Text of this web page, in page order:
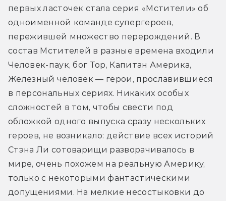
первых ласточек стала серия «Мстители» об
одноименной команде супергероев,
пережившей множество перерождений. В
состав Мстителей в разные времена входили
Человек-паук, бог Тор, Капитан Америка,
Железный человек — герои, прославившиеся
в персональных сериях. Никаких особых
сложностей в том, чтобы свести под
обложкой одного выпуска сразу нескольких
героев, не возникало: действие всех историй
Стэна Ли сотоварищи разворачивалось в
мире, очень похожем на реальную Америку,
только с некоторыми фантастическими
допущениями. На мелкие несостыковки до